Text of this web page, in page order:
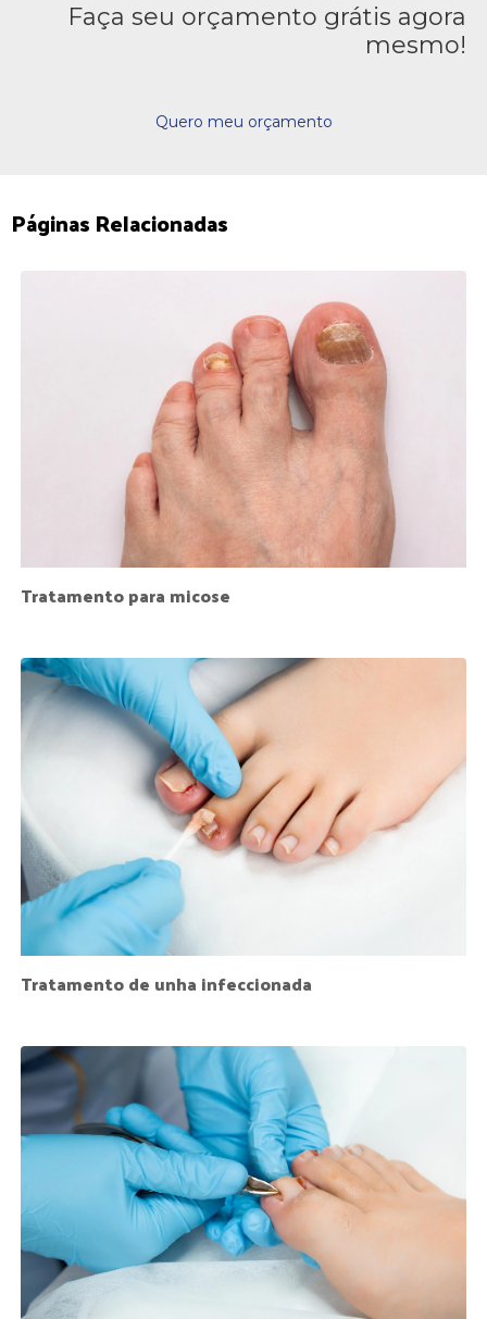
Faça seu orçamento grátis agora
mesmo!
Quero meu orçamento
Páginas Relacionadas
Tratamento para micose
Tratamento de unha infeccionada